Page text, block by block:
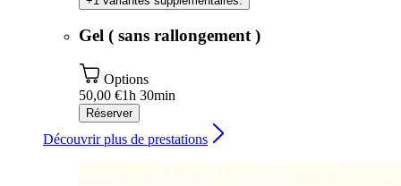
Gel ( sans rallongement )
Options
50,00 €1h 30min
Réserver
Découvrir plus de prestations